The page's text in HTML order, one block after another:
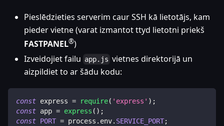
Pieslēdzieties serverim caur SSH kā lietotājs, kam
pieder vietne (varat izmantot ttyd lietotni priekš
FASTPANEL®)
Izveidojiet failu app.js vietnes direktorijā un
aizpildiet to ar šādu kodu:
const express = require( 'express' ) ;
const app = express ( ) ;
const PORT = process . env. SERVICE_PORT;